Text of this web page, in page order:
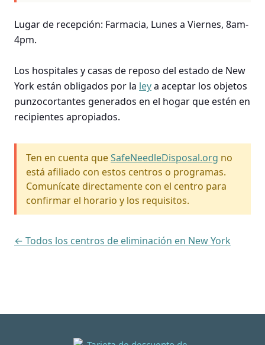
Lugar de recepción: Farmacia, Lunes a Viernes, 8am-
4pm.
Los hospitales y casas de reposo del estado de New
York están obligados por la leya aceptar los objetos
punzocortantes generados en el hogar que estén en
recipientes apropiados.
Ten en cuenta queSafeNeedleDisposal.org no
está afiliado con estos centros o programas.
Comunícate directamente con el centro para
confirmar el horario y los requisitos.
← Todos los centros de eliminación en New York